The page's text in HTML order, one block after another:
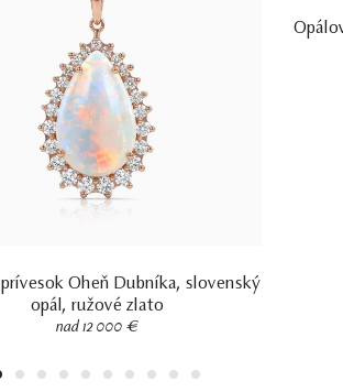
Oheň Dubníka, slovenský
opál, ružové zlato
nad 12 000 €
2 3 4 5 6 7 8 9 10